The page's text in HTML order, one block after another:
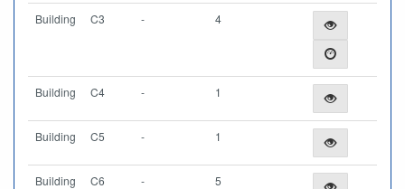
Building C3 - 4
Building C4 - 1
Building C5 - 1
Building C6 - 5